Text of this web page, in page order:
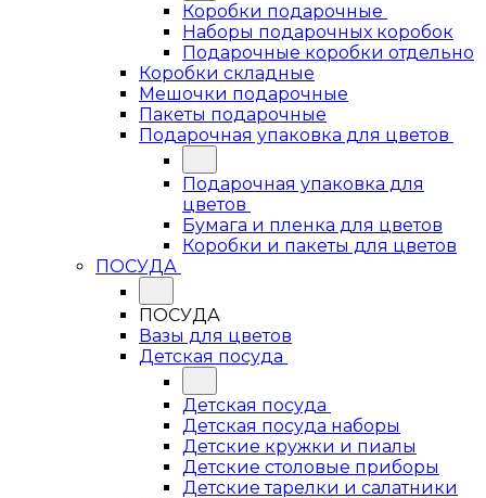
Коробки подарочные
Наборы подарочных коробок
Подарочные коробки отдельно
Коробки складные
Мешочки подарочные
Пакеты подарочные
Подарочная упаковка для цветов
Подарочная упаковка для
цветов
Бумага и пленка для цветов
Коробки и пакеты для цветов
ПОСУДА
ПОСУДА
Вазы для цветов
Детская посуда
Детская посуда
Детская посуда наборы
Детские кружки и пиалы
Детские столовые приборы
Детские тарелки и салатники